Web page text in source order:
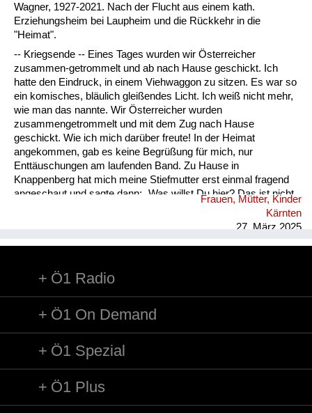
Wagner, 1927-2021. Nach der Flucht aus einem kath.
Erziehungsheim bei Laupheim und die Rückkehr in die
"Heimat".
-- Kriegsende -- Eines Tages wurden wir Österreicher
zusammen-getrommelt und ab nach Hause geschickt. Ich
hatte den Eindruck, in einem Viehwaggon zu sitzen. Es war so
ein komisches, bläulich gleißendes Licht. Ich weiß nicht mehr,
wie man das nannte. Wir Österreicher wurden
zusammengetrommelt und mit dem Zug nach Hause
geschickt. Wie ich mich darüber freute! In der Heimat
angekommen, gab es keine Begrüßung für mich, nur
Enttäuschungen am laufenden Band. Zu Hause in
Knappenberg hat mich meine Stiefmutter erst einmal fragend
angeschaut und sagte dann: „Was willst Du hier? Das ist nicht
mehr Dein Zuhause! Ich bin von Deinem Vater geschieden. Du
kannst eine Nacht hier schlafen, aber morgen musst du
geschah. Ich ging am nächsten Tag zum Bahnhof nach
Koffer und Habseligkeiten hatte ich mit. Vor Unzmarkt löste ich
Frauen, Mütter, Kinder
Kärnten
27. März 2025
Ö1 Radio
Ö1 On Demand
Ö1 Spezial
Ö1 Plus